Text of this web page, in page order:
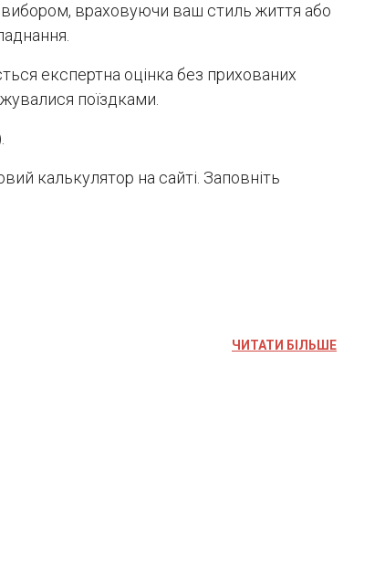
вибором, враховуючи ваш стиль життя або
експертна оцінка без прихованих
поїздками.
калькулятор на сайті. Заповніть
ЧИТАТИ БІЛЬШЕ